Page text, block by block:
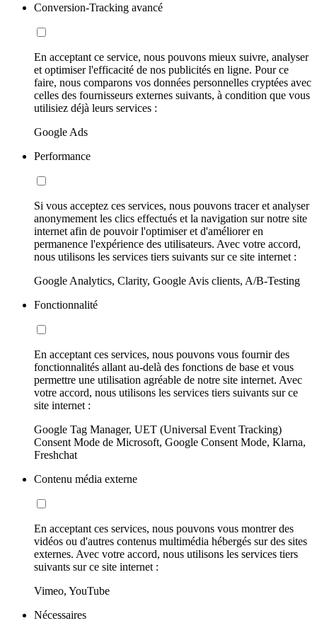
Conversion-Tracking avancé
En acceptant ce service, nous pouvons mieux suivre, analyser
et optimiser l'efficacité de nos publicités en ligne. Pour ce
faire, nous comparons vos données personnelles cryptées avec
celles des fournisseurs externes suivants, à condition que vous
utilisiez déjà leurs services :
Google Ads
Performance
Si vous acceptez ces services, nous pouvons tracer et analyser
anonymement les clics effectués et la navigation sur notre site
internet afin de pouvoir l'optimiser et d'améliorer en
permanence l'expérience des utilisateurs. Avec votre accord,
nous utilisons les services tiers suivants sur ce site internet :
Google Analytics, Clarity, Google Avis clients, A/B-Testing
Fonctionnalité
En acceptant ces services, nous pouvons vous fournir des
fonctionnalités allant au-delà des fonctions de base et vous
permettre une utilisation agréable de notre site internet. Avec
votre accord, nous utilisons les services tiers suivants sur ce
site internet :
Google Tag Manager, UET (Universal Event Tracking)
Consent Mode de Microsoft, Google Consent Mode, Klarna,
Freshchat
Contenu média externe
En acceptant ces services, nous pouvons vous montrer des
vidéos ou d'autres contenus multimédia hébergés sur des sites
externes. Avec votre accord, nous utilisons les services tiers
suivants sur ce site internet :
Vimeo, YouTube
Nécessaires